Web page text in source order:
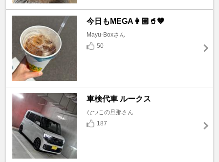
今日もMEGA👩🏼🥤🤎
Mayu-Boxさん
50
車検代車 ルークス
なつこの旦那さん
187